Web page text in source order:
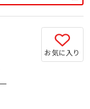
お気に入り